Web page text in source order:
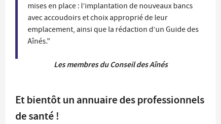
mises en place : l’implantation de nouveaux bancs
avec accoudoirs et choix approprié de leur
emplacement, ainsi que la rédaction d’un Guide des
Aînés."
Les membres du Conseil des Aînés
Et bientôt un annuaire des professionnels
de santé !